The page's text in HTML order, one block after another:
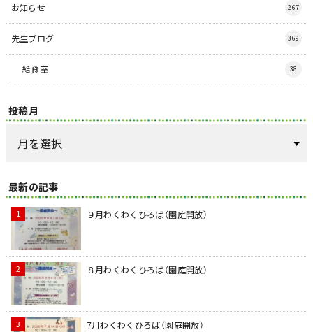
お知らせ 267
先生ブログ 369
給食室 38
投稿月
最新の記事
９月わくわくひろば（園庭開放）
８月わくわくひろば（園庭開放）
7月わくわくひろば（園庭開放）